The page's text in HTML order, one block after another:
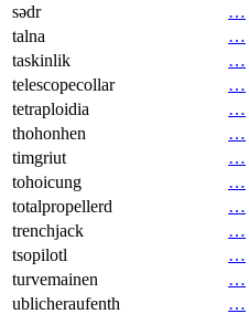
sədr
…
talna
…
taskinlik
…
telescopecollar
…
tetraploidia
…
thohonhen
…
timgriut
…
tohoicung
…
totalpropellerd
…
trenchjack
…
tsopilotl
…
turvemainen
…
ublicheraufenth
…